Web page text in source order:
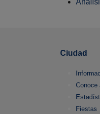
Ciudad
Conoce
Fiestas